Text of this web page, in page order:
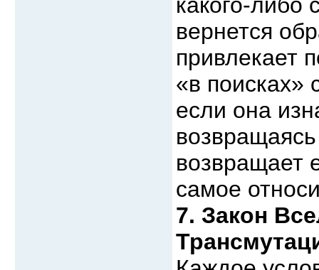
вернется
привлекает
«в поисках»
если она
возвращает
самое
7. Закон